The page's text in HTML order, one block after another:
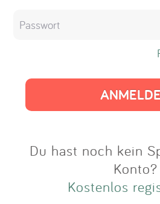
Du hast noch kein
Konto?
Kostenlos